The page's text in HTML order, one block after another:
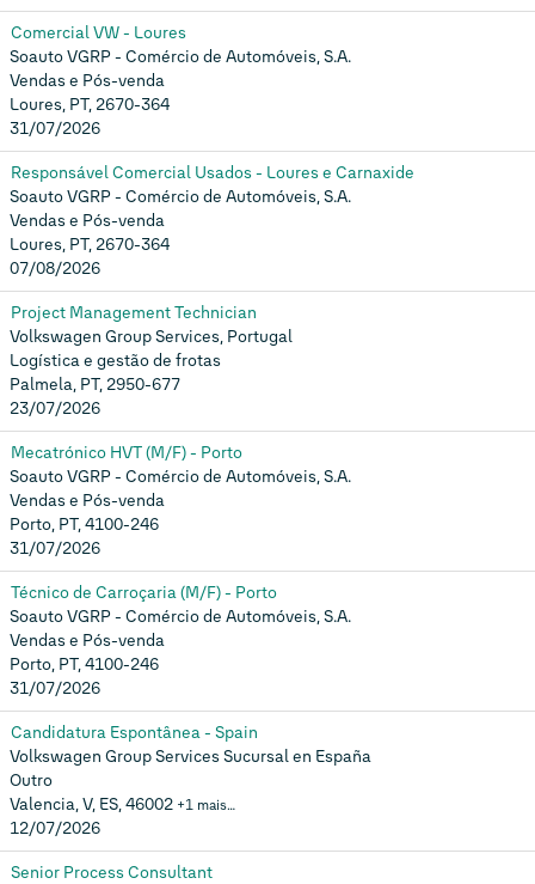
Comercial VW - Loures
Soauto VGRP - Comércio de Automóveis, S.A.
Vendas e Pós-venda
Loures, PT, 2670-364
31/07/2026
Responsável Comercial Usados - Loures e Carnaxide
Soauto VGRP - Comércio de Automóveis, S.A.
Vendas e Pós-venda
Loures, PT, 2670-364
07/08/2026
Project Management Technician
Volkswagen Group Services, Portugal
Logística e gestão de frotas
Palmela, PT, 2950-677
23/07/2026
Mecatrónico HVT (M/F) - Porto
Soauto VGRP - Comércio de Automóveis, S.A.
Vendas e Pós-venda
Porto, PT, 4100-246
31/07/2026
Técnico de Carroçaria (M/F) - Porto
Soauto VGRP - Comércio de Automóveis, S.A.
Vendas e Pós-venda
Porto, PT, 4100-246
31/07/2026
Candidatura Espontânea - Spain
Volkswagen Group Services Sucursal en España
Outro
Valencia, V, ES, 46002 +1 mais…
12/07/2026
Senior Process Consultant